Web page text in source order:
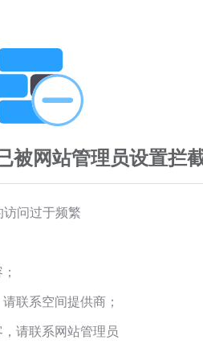
被网站管理员设置拦
问过于频繁
联系空间提供商；
请联系网站管理员